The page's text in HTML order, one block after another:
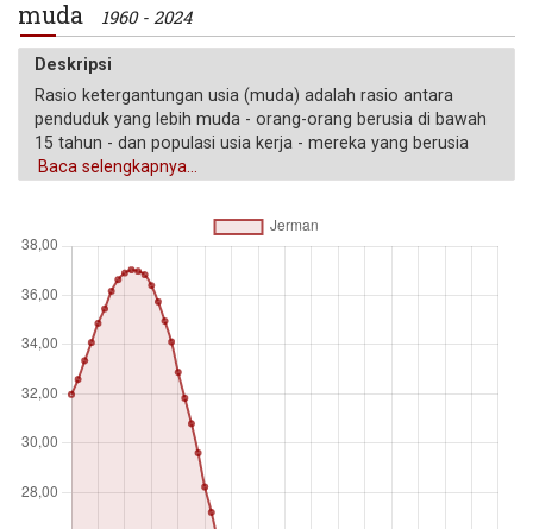
muda
1960 - 2024
Deskripsi
Rasio ketergantungan usia (muda) adalah rasio antara
penduduk yang lebih muda - orang-orang berusia di bawah
15 tahun - dan populasi usia kerja - mereka yang berusia
antara 15 hingga 64 tahun. Data ditampilkan sebagai
Satuan pengukuran
Baca selengkapnya...